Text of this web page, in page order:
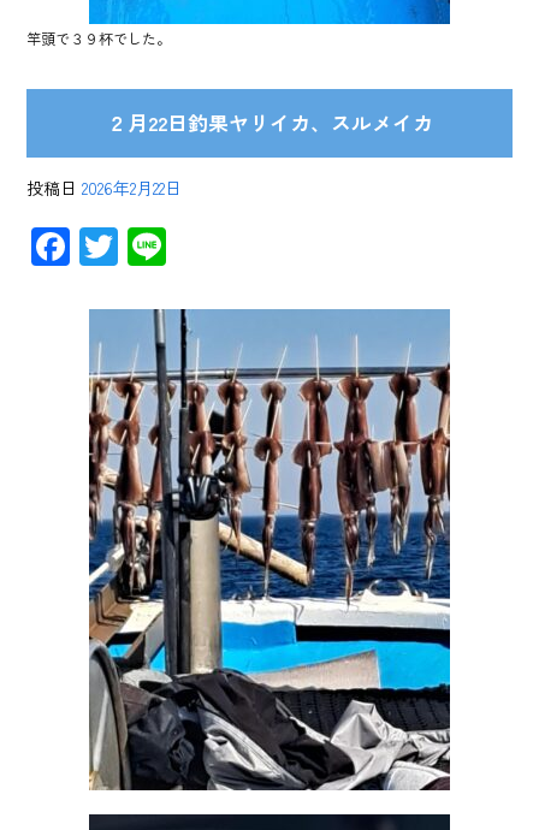
竿頭で３９杯でした。
２月22日釣果ヤリイカ、スルメイカ
投稿日 2026年2月22日
F
e
b
o
ok
T
tt
er